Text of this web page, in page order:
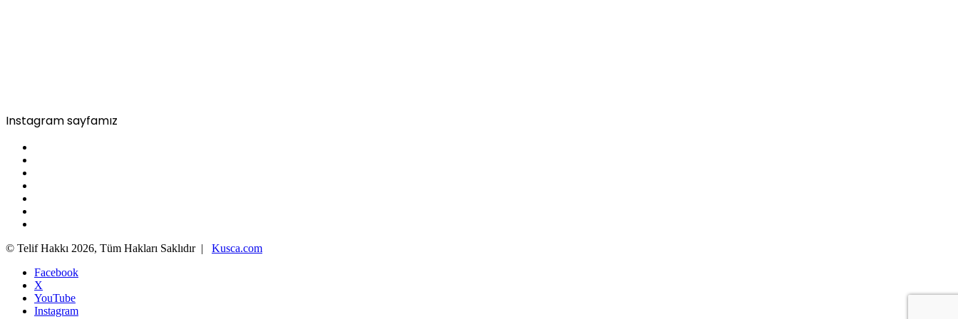
Instagram sayfamız
© Telif Hakkı 2026, Tüm Hakları Saklıdır | Kusca.com
Facebook
X
YouTube
Instagram